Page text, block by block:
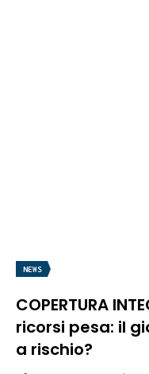
NEWS
COPERTURA
ricorsi pesa: il
a rischio?